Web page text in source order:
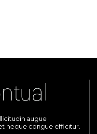
augue
neque congue efficitur.